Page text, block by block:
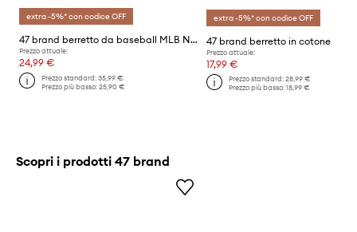
extra -5%* con codice OFF
47 brand berretto da baseball MLB New York Yankees
Prezzo attuale:
24,99 €
Prezzo standard:35,99 €
Prezzo più basso:25,90 €
extra -5%* con codice OFF
47 brand berretto in cotone
Prezzo attuale:
17,99 €
Prezzo standard: 28,99 €
Prezzo più basso: 18,99 €
Scopri i prodotti 47 brand